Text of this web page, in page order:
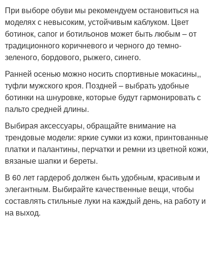
При выборе обуви мы рекомендуем остановиться на
моделях с невысоким, устойчивым каблуком. Цвет
ботинок, сапог и ботильонов может быть любым – от
традиционного коричневого и черного до темно-
зеленого, бордового, рыжего, синего.
Ранней осенью можно носить спортивные мокасины,,
туфли мужского кроя. Поздней – выбрать удобные
ботинки на шнуровке, которые будут гармонировать с
пальто средней длины.
Выбирая аксессуары, обращайте внимание на
трендовые модели: яркие сумки из кожи, принтованные
платки и палантины, перчатки и ремни из цветной кожи,
вязаные шапки и береты.
В 60 лет гардероб должен быть удобным, красивым и
элегантным. Выбирайте качественные вещи, чтобы
составлять стильные луки на каждый день, на работу и
на выход.